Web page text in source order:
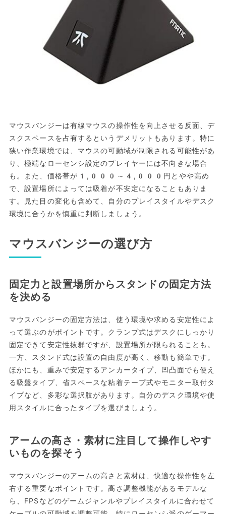
マウスバンジーは有線マウスの操作性を向上させる反面、デ
スクスペースを占有するというデメリットもあります。特に
狭い作業環境では、マウスの可動域が制限される可能性があ
り、極端なローセンシ設定のプレイヤーには不向きな場合
も。また、価格帯が1,000～4,000円とやや高め
で、設置場所によっては吸着が不安定になることもありま
す。見た目の変化も含めて、自分のプレイスタイルやデスク
環境に合うかを慎重に判断しましょう。
マウスバンジーの選び方
固定力と設置場所からスタンドの固定方法
を決める
マウスバンジーの固定方法は、使う環境や求める安定性によ
って選ぶのがポイントです。クランプ式はデスクにしっかり
固定できて安定性抜群ですが、設置場所が限られることも。
一方、スタンド式は設置の自由度が高く、移動も簡単です。
ほかにも、重みで安定するアンカータイプ、凹凸面でも使え
る吸盤タイプ、省スペースな粘着テープ式やモニター取付タ
イプなど、多彩な選択肢があります。自分のデスク環境や使
用スタイルに合ったタイプを選びましょう。
アームの高さ・素材に注目して操作しやす
いものを探そう
マウスバンジーのアームの高さと素材は、快適な操作性を左
右する重要なポイントです。高さ調整機能があるモデルな
ら、FPSなどのゲームジャンルやプレイスタイルに合わせて